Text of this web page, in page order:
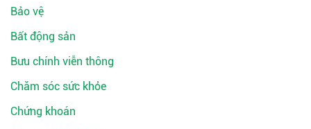
Bảo vệ
Bất động sản
Bưu chính viễn thông
Chăm sóc sức khỏe
Chứng khoán